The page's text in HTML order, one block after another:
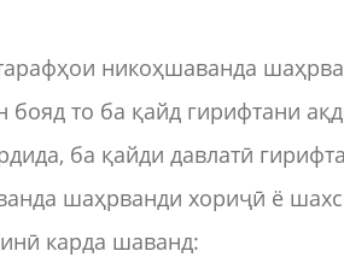
никоҳшаванда
то ба қайд гирифтани
ба қайди давлатӣ
шаҳрванди хориҷӣ ё
карда шаванд: